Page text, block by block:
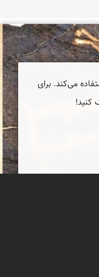
می‌کند. برای
کنید!